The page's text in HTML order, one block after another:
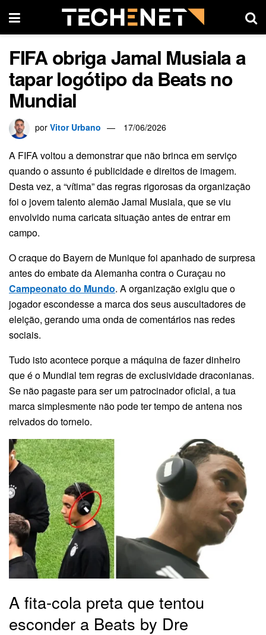
FIFA obriga Jamal Musiala a
tapar logótipo da Beats no
Mundial
por Vitor Urbano 17/06/2026
A FIFA voltou a demonstrar que não brinca em serviço
quando o assunto é publicidade e direitos de imagem.
Desta vez, a “vítima” das regras rigorosas da organização
foi o jovem talento alemão Jamal Musiala, que se viu
envolvido numa caricata situação antes de entrar em
campo.
O craque do Bayern de Munique foi apanhado de surpresa
antes do embate da Alemanha contra o Curaçau no
Campeonato do Mundo. A organização exigiu que o
jogador escondesse a marca dos seus auscultadores de
eleição, gerando uma onda de comentários nas redes
sociais.
Tudo isto acontece porque a máquina de fazer dinheiro
que é o Mundial tem regras de exclusividade draconianas.
Se não pagaste para ser um patrocinador oficial, a tua
marca simplesmente não pode ter tempo de antena nos
relvados do torneio.
A fita-cola preta que tentou
esconder a Beats by Dre